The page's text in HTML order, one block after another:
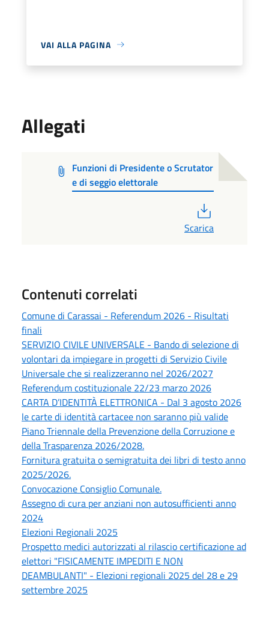
VAI ALLA PAGINA
Allegati
Funzioni di Presidente o Scrutator
e di seggio elettorale
Scarica
Contenuti correlati
Comune di Carassai - Referendum 2026 - Risultati
finali
SERVIZIO CIVILE UNIVERSALE - Bando di selezione di
volontari da impiegare in progetti di Servizio Civile
Universale che si realizzeranno nel 2026/2027
Referendum costituzionale 22/23 marzo 2026
CARTA D’IDENTITÀ ELETTRONICA - Dal 3 agosto 2026
le carte di identità cartacee non saranno più valide
Piano Triennale della Prevenzione della Corruzione e
della Trasparenza 2026/2028.
Fornitura gratuita o semigratuita dei libri di testo anno
2025/2026.
Convocazione Consiglio Comunale.
Assegno di cura per anziani non autosufficienti anno
2024
Elezioni Regionali 2025
Prospetto medici autorizzati al rilascio certificazione ad
elettori "FISICAMENTE IMPEDITI E NON
DEAMBULANTI" - Elezioni regionali 2025 del 28 e 29
settembre 2025